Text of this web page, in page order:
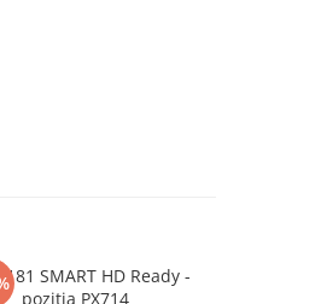
SMART HD Ready -
pozitia PX714